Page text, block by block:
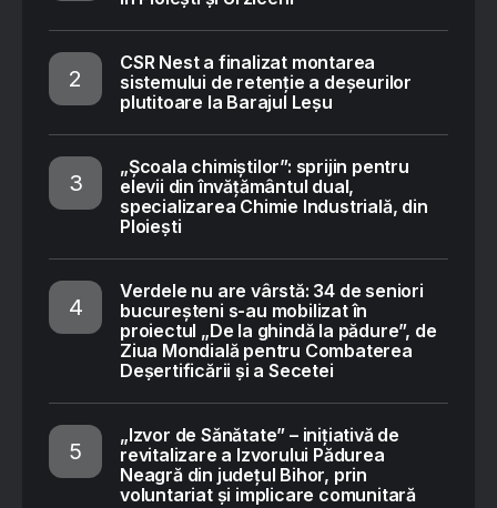
CSR Nest a finalizat montarea
sistemului de retenție a deșeurilor
plutitoare la Barajul Leșu
„Școala chimiștilor”: sprijin pentru
elevii din învățământul dual,
specializarea Chimie Industrială, din
Ploiești
Verdele nu are vârstă: 34 de seniori
bucureșteni s-au mobilizat în
proiectul „De la ghindă la pădure”, de
Ziua Mondială pentru Combaterea
Deșertificării și a Secetei
„Izvor de Sănătate” – inițiativă de
revitalizare a Izvorului Pădurea
Neagră din județul Bihor, prin
voluntariat și implicare comunitară